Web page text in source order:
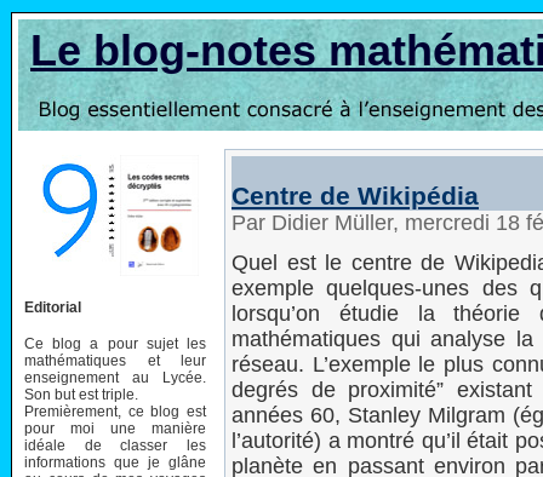
Le blog-notes
Editorial
Ce blog a pour sujet les
mathématiques et leur
enseignement au Lycée.
Son but est triple.
Premièrement, ce blog est
pour moi une manière
idéale de classer les
informations que je glâne
Centre de Wikipédia
Par Didier Müller, mercredi 18
Quel est le centre de
exemple quelques-unes des
lorsqu’on étudie la
mathématiques qui analyse
réseau. L’exemple le plus
degrés de proximité”
années 60, Stanley Milgram
l’autorité) a montré qu’il était
planète en passant environ